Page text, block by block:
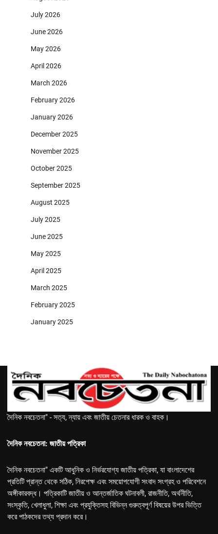
July 2026
June 2026
May 2026
April 2026
March 2026
February 2026
January 2026
December 2025
November 2025
October 2025
September 2025
August 2025
July 2025
June 2025
May 2025
April 2025
March 2025
February 2025
January 2025
দৈনিক নবচেতনা" - সত্য, ন্যায় এবং জাতীয় চেতনার ধারক ও বাহক।
দৈনিক নবচেতনা: জাতীয় পত্রিকা
দৈনিক নবচেতনা" একটি আধুনিক ও নির্ভরযোগ্য জাতীয় পত্রিকা, যা বাংলাদেশের
প্রতিটি প্রান্ত থেকে সঠিক, নিরপেক্ষ এবং সময়োপযোগী সংবাদ সংগ্রহ ও পরিবেশনে
অঙ্গীকারবদ্ধ। পত্রিকাটি জাতীয় ও আন্তর্জাতিক ঘটনাবলী, রাজনীতি, অর্থনীতি,
সংস্কৃতি, খেলাধুলা, শিক্ষা এবং প্রযুক্তিসহ বিভিন্ন গুরুত্বপূর্ণ বিষয়ের উপর ভিত্তি
করে পাঠকদের তথ্য প্রদান করে।